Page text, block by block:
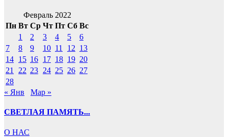
Февраль 2022
Пн Вт Ср Чт Пт Сб Вс
1
2 3 4 5
6
7
8 9 10 11 12 13
14 15 16 17 18 19 20
21
22 23 24 25 26 27
28
« Янв
Мар »
СВЕТЛАЯ ПАМЯТЬ...
О НАС